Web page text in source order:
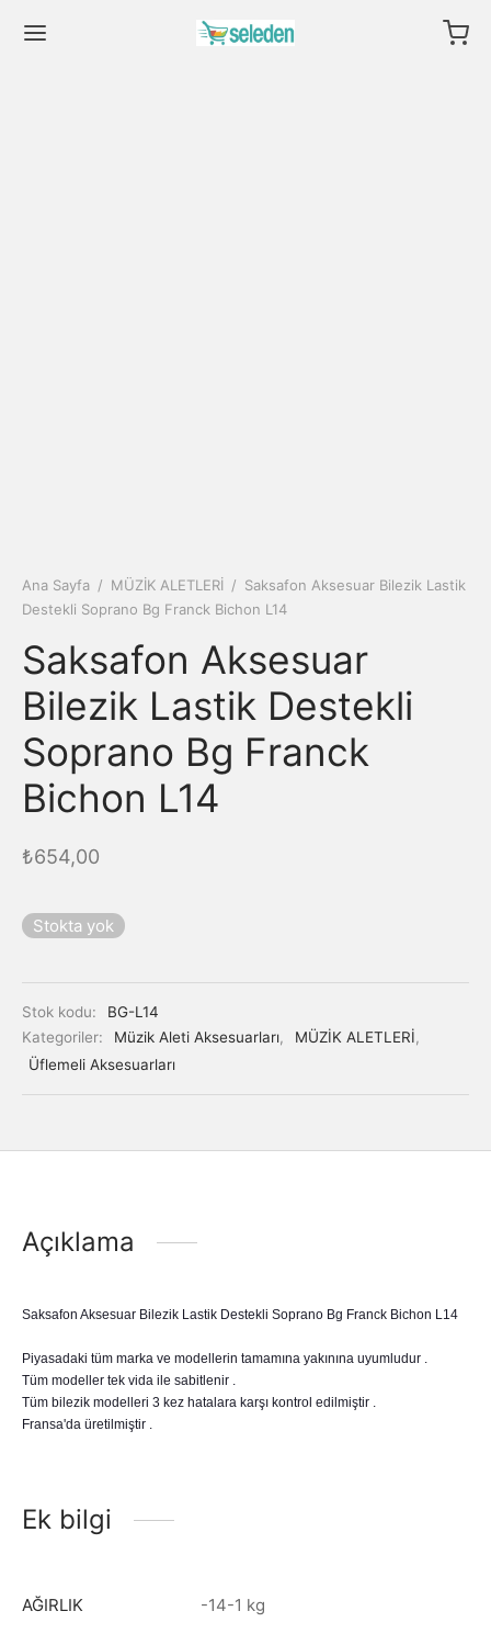
Ana Sayfa / MÜZİK ALETLERİ / Saksafon Aksesuar Bilezik Lastik
Destekli Soprano Bg Franck Bichon L14
Saksafon Aksesuar
Bilezik Lastik Destekli
Soprano Bg Franck
Bichon L14
₺654,00
Stokta yok
Stok kodu:
BG-L14
Kategoriler:
Müzik Aleti Aksesuarları, MÜZİK ALETLERİ,
Üflemeli Aksesuarları
Açıklama
Saksafon Aksesuar Bilezik Lastik Destekli Soprano Bg Franck Bichon L14
Piyasadaki tüm marka ve modellerin tamamına yakınına uyumludur .
Tüm modeller tek vida ile sabitlenir .
Tüm bilezik modelleri 3 kez hatalara karşı kontrol edilmiştir .
Fransa'da üretilmiştir .
Ek bilgi
AĞIRLIK -14-1 kg